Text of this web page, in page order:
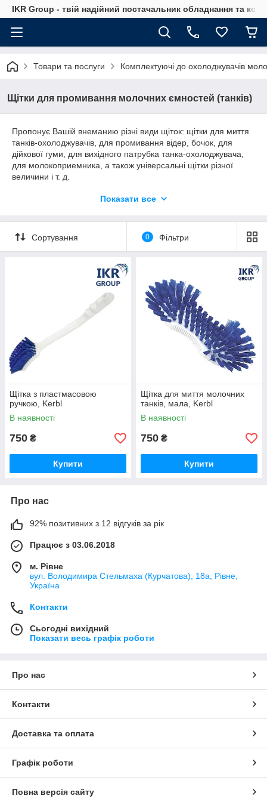
IKR Group - твій надійний постачальник обладнання та
Товари та послуги Комплектуючі до охолоджувачів
Щітки для промивання молочних ємностей (танків)
Пропонує Вашій внеманию різні види щіток: щітки для миття
танків-охолоджувачів, для промивання відер, бочок, для
дійкової гуми, для вихідного патрубка танка-охолоджувача,
для молокоприемника, а також універсальні щітки різної
величини і т. д.
поглинає воду. Такі щітки відрізняються високою якістю і
Показати все
Сортування 0 Фільтри
Щітка з пластмасовою
ручкою, Kerbl
В наявності
750 ₴
Купити
Щітка для миття молочних
танків, мала, Kerbl
В наявності
750 ₴
Купити
Про нас
92% позитивних з 12 відгуків за рік
Працює з 03.06.2018
м. Рівне
вул. Володимира Стельмаха (Курчатова), 18а, Рівне,
Україна
Контакти
Сьогодні вихідний
Показати весь графік роботи
Про нас
Контакти
Доставка та оплата
Графік роботи
Повна версія сайту